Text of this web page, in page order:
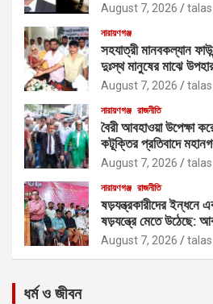
August 7, 2026 talas
নারায়ণগঞ্জ
সহযাত্রী মানবকল্যান
দুঃস্থ মানুষের মাঝে
August 7, 2026 talas
নারায়ণগঞ্জ রাজনীতি
বৈরী আবহাওয়া উপেক্ষা
কটূক্তির প্রতিবাদে
August 7, 2026 talas
নারায়ণগঞ্জ রাজনীতি
ষড়যন্ত্রকারীদের ইন্ধনে
ষড়যন্ত্রে মেতে উঠেছে:
August 7, 2026 talas
ধর্ম ও জীবন